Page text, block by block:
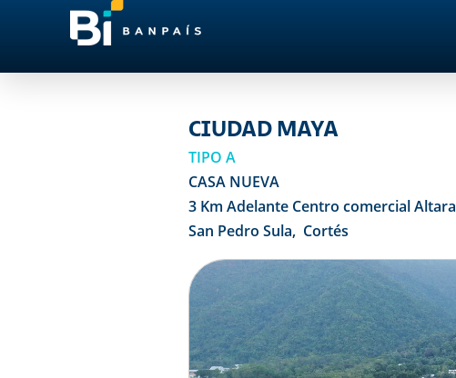
CIUDAD MAYA
TIPO A
CASA NUEVA
3 Km Adelante Centro comercial Altara
San Pedro Sula, Cortés